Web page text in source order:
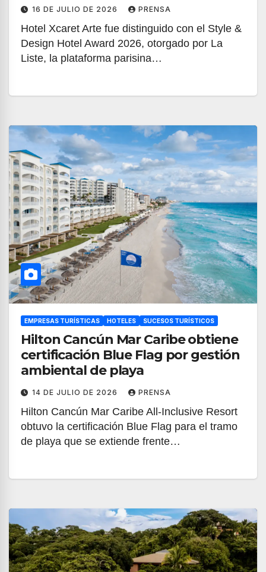
16 DE JULIO DE 2026 PRENSA
Hotel Xcaret Arte fue distinguido con el Style &
Design Hotel Award 2026, otorgado por La
Liste, la plataforma parisina…
EMPRESAS TURÍSTICAS HOTELES SUCESOS TURÍSTICOS
Hilton Cancún Mar Caribe obtiene
certificación Blue Flag por gestión
ambiental de playa
14 DE JULIO DE 2026 PRENSA
Hilton Cancún Mar Caribe All-Inclusive Resort
obtuvo la certificación Blue Flag para el tramo
de playa que se extiende frente…